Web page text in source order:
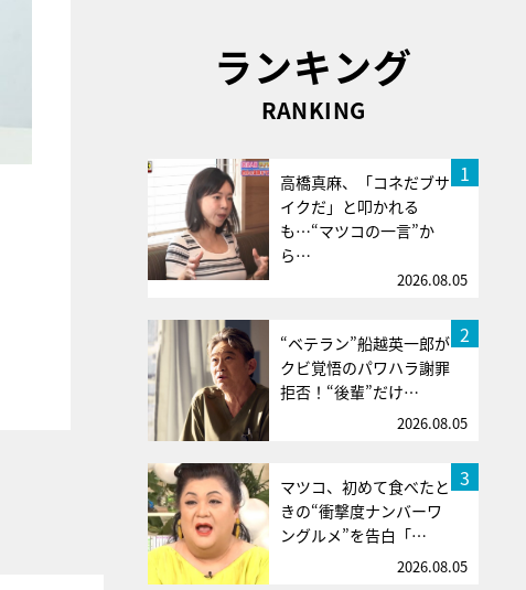
ランキング
RANKING
1
高橋真麻、「コネだブサ
イクだ」と叩かれる
も…“マツコの一言”か
ら…
2026.08.05
2
“ベテラン”船越英一郎が
クビ覚悟のパワハラ謝罪
拒否！“後輩”だけ…
2026.08.05
3
マツコ、初めて食べたと
きの“衝撃度ナンバーワ
ングルメ”を告白「…
2026.08.05